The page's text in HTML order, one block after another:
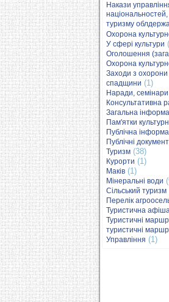
Накази
національностей,
туризму
Охорона
У сфері культури
Оголошення
Охорона
Заходи з охорони
спадщини (1)
Наради, семінари
Консультативна
Загальна
Пам'ятки
Публічна
Публічні
Туризм (38)
Курорти (1)
Маків (1)
Мінеральні води
Сільський туризм
Перелік
Туристична
Туристичні
туристичні
Управління (1)